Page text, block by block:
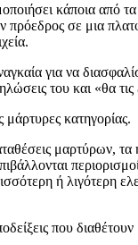
κάποια από τα
σε μια
για να
του και «θα
κατηγορίας.
μαρτύρων, τα
ή λιγότερη
που